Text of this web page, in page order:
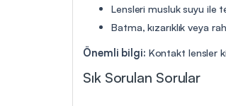
Lensleri musluk suyu ile
Batma, kızarıklık veya
Önemli bilgi: Kontakt lensler
Sık Sorulan Sorular